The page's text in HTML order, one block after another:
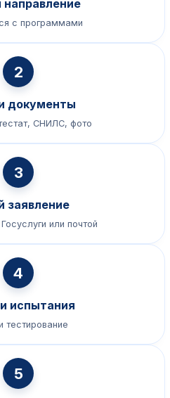
с программами
2
документы
СНИЛС, фото
3
заявление
или почтой
4
испытания
тестирование
5